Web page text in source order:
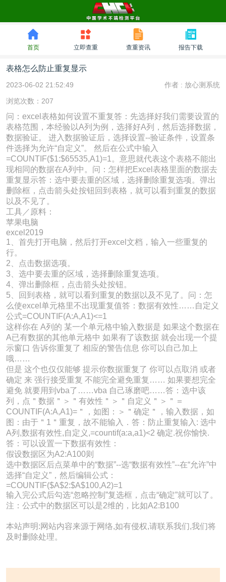
首页 立即查重 查重资讯 报告下载
表格怎么防止重复显示
2023-06-02 21:52:49 作者 : 放心测系统
浏览次数：207
问：excel表格如何设置不重复答：先选择好我们需要设置的
表格范围，本经验以A列为例，选择好A列，然后选择数据，
数据验证。 进入数据验证后，选择设置--验证条件，设置条
件选择为允许“自定义”。 然后在公式中输入
=COUNTIF($1:$65535,A1)=1。意思就代表这个表格不能出
现相同的数据在A列中。问：怎样把Excel表格里面的数据去
重复显示答：选中要去重的区域，选择删除重复选项。弹出
删除框，点击箭头处按钮回到表格，就可以看到重复的数据
以及不见了。
工具／原料：
苹果电脑
excel2019
1、首先打开电脑，然后打开excel文档，输入一些重复的
行。
2、点击数据选项。
3、选中要去重的区域，选择删除重复选项。
4、弹出删除框，点击箭头处按钮。
5、回到表格，就可以看到重复的数据以及不见了。问：怎
么使excel单元格里不出现重复值答：数据有效性……自定义
公式=COUNTIF(A:A,A1)<=1
这样你在 A列的 某一个单元格中输入数据是 如果这个数据在
A已有数据的其他单元格中 如果有了该数据 就会出现一个提
示窗口 告诉你重复了 相应的警告信息 你可以自己加上
哦……
但是 这个也仅仅能够 提示你数据重复了 你可以点取消 或者
确定 来 强行接受重复 不能完全避免重复…… 如果要想完全
避免 就要用到vba了……vba 自己琢磨吧……答：选中该
列，点＂数据＂＞＂有效性＂＞＂自定义＂＞＂＝
COUNTIF(A:A,A1)=＂，如图：＞＂确定＂，输入数据，如
图：由于＂1＂重复，故不能输入．答：防止重复输入: 选中
A列,数据有效性,自定义,=countif(a:a,a1)<2 确定.祝你愉快.
答：可以设置一下数据有效性：
假设数据区为A2:A100则
选中数据区后点菜单中的“数据”--选“数据有效性”--在“允许”中
选择“自定义”，然后编辑公式：
=COUNTIF($A$2:$A$100,A2)=1
输入完公式后勾选“忽略控制”复选框，点击“确定”就可以了。
注：公式中的数据区可以是2维的，比如A2:B100
本站声明:网站内容来源于网络,如有侵权,请联系我们,我们将
及时删除处理。